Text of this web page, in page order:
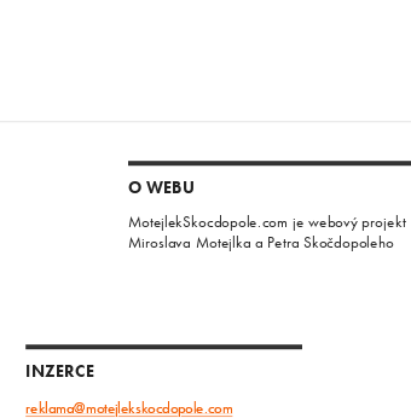
O WEBU
MotejlekSkocdopole.com je webový projekt
Miroslava Motejlka a Petra Skočdopoleho
INZERCE
reklama@motejlekskocdopole.com